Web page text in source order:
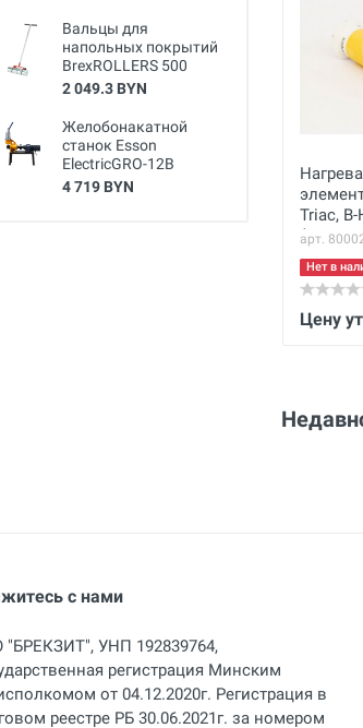
Вальцы для
напольных покрытий
BrexROLLERS 500
2 049.3 BYN
Желобонакатной
станок Esson
ElectricGRO-12B
4 719 BYN
Triac,
(230 В,
арт.
Нет в
Цену
с нами
"БРЕКЗИТ", УНП 192839764,
регистрация Минским
от 04.12.2020г. Регистрация в
реестре РБ 30.06.2021г. за номером